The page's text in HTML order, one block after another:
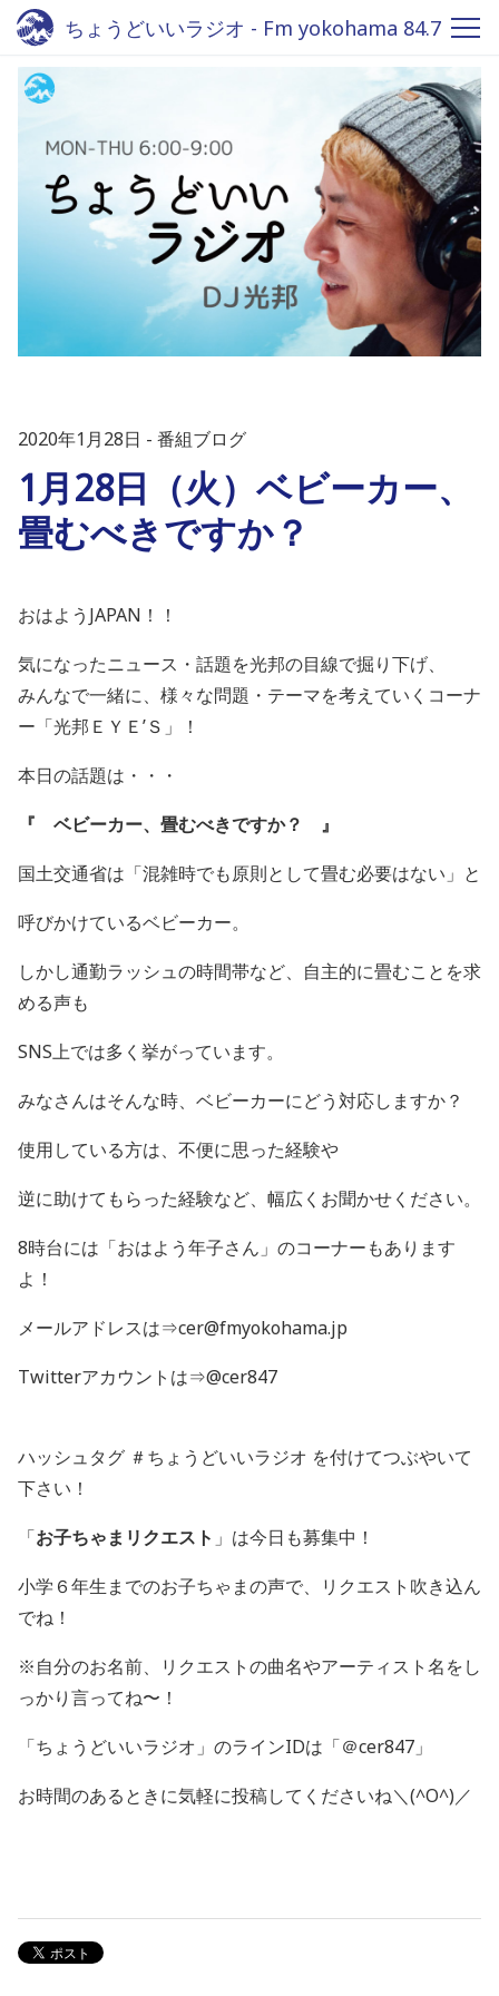
ちょうどいいラジオ - Fm yokohama 84.7
2020年1月28日 番組ブログ
1月28日（火）ベビーカー、
畳むべきですか？
おはようJAPAN！！
気になったニュース・話題を光邦の目線で掘り下げ、
みんなで一緒に、様々な問題・テーマを考えていくコーナ
ー「光邦ＥＹＥ’Ｓ」！
本日の話題は・・・
『 ベビーカー、畳むべきですか？
』
国土交通省は「混雑時でも原則として畳む必要はない」と
呼びかけているベビーカー。
しかし通勤ラッシュの時間帯など、自主的に畳むことを求
める声も
SNS上では多く挙がっています。
みなさんはそんな時、ベビーカーにどう対応しますか？
使用している方は、不便に思った経験や
逆に助けてもらった経験など、幅広くお聞かせください。
8時台には「おはよう年子さん」のコーナーもあります
よ！
メールアドレスは⇒cer@fmyokohama.jp
Twitterアカウントは⇒@cer847
ハッシュタグ ＃ちょうどいいラジオ を付けてつぶやいて
下さい！
「お子ちゃまリクエスト 」は今日も募集中！
小学６年生までのお子ちゃまの声で、リクエスト吹き込ん
でね！
※自分のお名前、リクエストの曲名やアーティスト名をし
っかり言ってね〜！
「ちょうどいいラジオ」のラインIDは「＠cer847」
お時間のあるときに気軽に投稿してくださいね＼(^O^)／